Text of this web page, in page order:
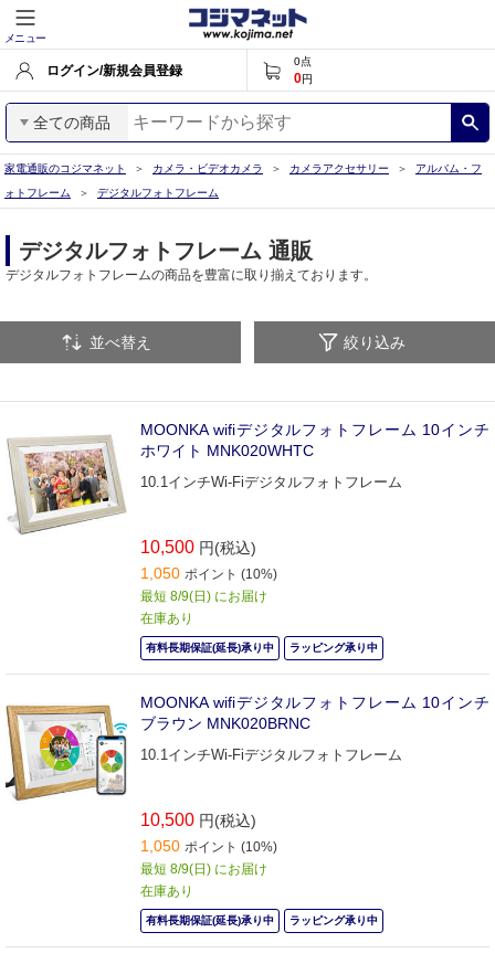
メニュー
ログイン/新規会員登録
0点
0円
全ての商品
家電通販のコジマネット カメラ・ビデオカメラ カメラアクセサリー
アルバム・フ
ォトフレーム
デジタルフォトフレーム
デジタルフォトフレーム 通販
デジタルフォトフレームの商品を豊富に取り揃えております。
並べ替え 絞り込み
MOONKA wifiデジタルフォトフレーム 10インチ
ホワイト MNK020WHTC
10.1インチWi-Fiデジタルフォトフレーム
10,500 円(税込)
1,050 ポイント (10%)
最短 8/9(日) にお届け
在庫あり
有料長期保証(延長)承り中 ラッピング承り中
MOONKA wifiデジタルフォトフレーム 10インチ
ブラウン MNK020BRNC
10.1インチWi-Fiデジタルフォトフレーム
10,500 円(税込)
1,050 ポイント (10%)
最短 8/9(日) にお届け
在庫あり
有料長期保証(延長)承り中 ラッピング承り中